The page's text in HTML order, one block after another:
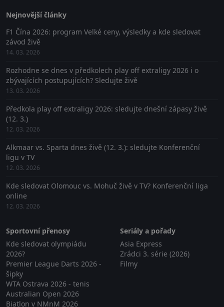
Nejnovější články
F1 Čína 2026: program Velké ceny, výsledky a kde sledovat
závod živě
14. 03. 2026
Rozhodne se dnes v předkolech play off extraligy 2026 i o
zbývajících postupujících? Sledujte živě
13. 03. 2026
Předkola play off extraligy 2026: sledujte dnešní zápasy živě
(12. 3.)
12. 03. 2026
Alkmaar vs. Sparta dnes živě (12. 3.): sledujte Konferenční
ligu v TV
12. 03. 2026
Kde sledovat Olomouc vs. Mohuč živě v TV? Konferenční liga
online
12. 03. 2026
Sportovní přenosy
Kde sledovat olympiádu
2026?
Premier League Darts 2026 -
šipky
WTA Ostrava 2026 - tenis
Australian Open 2026
Biatlon v NMnM 2026
Seriály a pořady
Asia Express
Zrádci 3. série (2026)
Filmy